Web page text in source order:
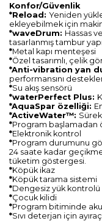
Konfor/Güvenlik
*Reload: Yeniden
ekleyebilmek için
*waveDrum: Hassas
tasarlanmış tambur
*Metal kapı menteşesi
*Özel tasarımlı, çelik
*Anti-vibration yan
performansını
*Su akış sensörü
*waterPerfect Plus:
*AquaSpar özelliği:
*ActiveWater™:
*Program
*Elektronik kontrol
*Program durumunu
24 saate kadar
tüketim göstergesi.
*Köpük ikaz
*Köpük tarama sistemi
*Dengesiz yük kontrolü
*Çocuk kilidi
*Program bitiminde
*Sıvı deterjan için ayıraç